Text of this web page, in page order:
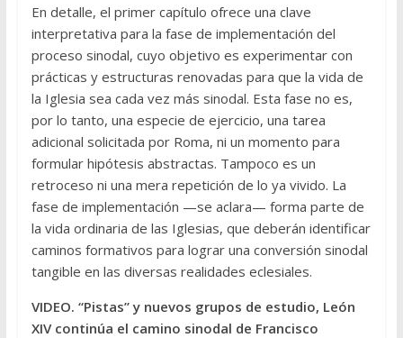
En detalle, el primer capítulo ofrece una clave
interpretativa para la fase de implementación del
proceso sinodal, cuyo objetivo es experimentar con
prácticas y estructuras renovadas para que la vida de
la Iglesia sea cada vez más sinodal. Esta fase no es,
por lo tanto, una especie de ejercicio, una tarea
adicional solicitada por Roma, ni un momento para
formular hipótesis abstractas. Tampoco es un
retroceso ni una mera repetición de lo ya vivido. La
fase de implementación —se aclara— forma parte de
la vida ordinaria de las Iglesias, que deberán identificar
caminos formativos para lograr una conversión sinodal
tangible en las diversas realidades eclesiales.
VIDEO. “Pistas” y nuevos grupos de estudio, León
XIV continúa el camino sinodal de Francisco